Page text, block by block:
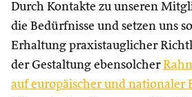
Durch Kontakte zu unseren
die Bedürfnisse und setzen uns
Erhaltung praxistauglicher
der Gestaltung ebensolcher
auf europäischer und nationaler